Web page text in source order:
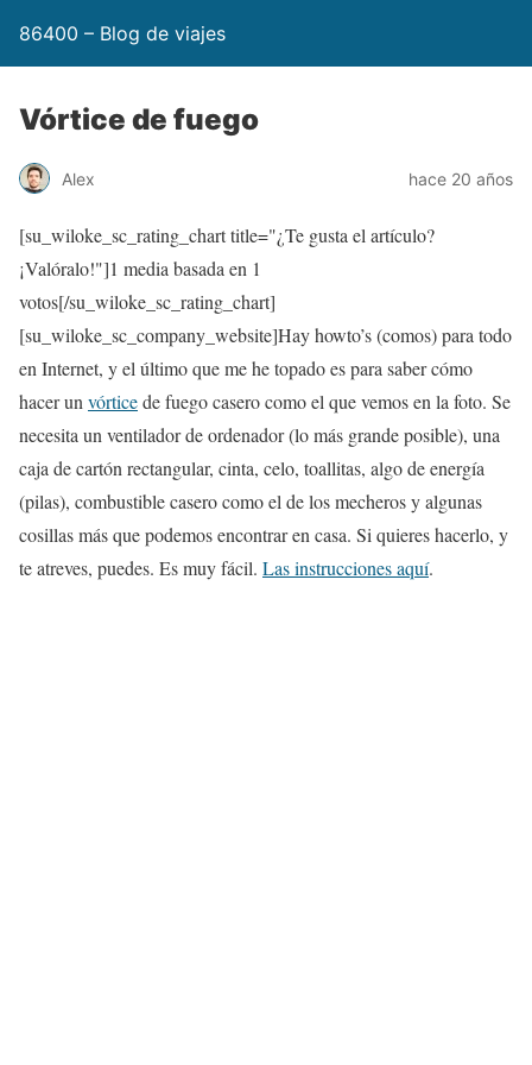
86400 – Blog de viajes
Vórtice de fuego
Alex hace 20 años
[su_wiloke_sc_rating_chart title="¿Te gusta el artículo?
¡Valóralo!"]1 media basada en 1
votos[/su_wiloke_sc_rating_chart]
[su_wiloke_sc_company_website]Hay howto’s (comos) para todo
en Internet, y el último que me he topado es para saber cómo
hacer un vórticede fuego casero como el que vemos en la foto. Se
necesita un ventilador de ordenador (lo más grande posible), una
caja de cartón rectangular, cinta, celo, toallitas, algo de energía
(pilas), combustible casero como el de los mecheros y algunas
cosillas más que podemos encontrar en casa. Si quieres hacerlo, y
te atreves, puedes. Es muy fácil. Las instrucciones aquí.